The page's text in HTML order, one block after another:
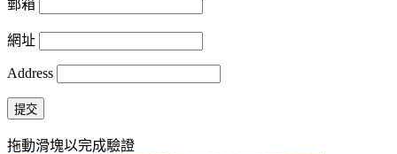
郵箱
網址
Address
提交
拖動滑塊以完成驗證